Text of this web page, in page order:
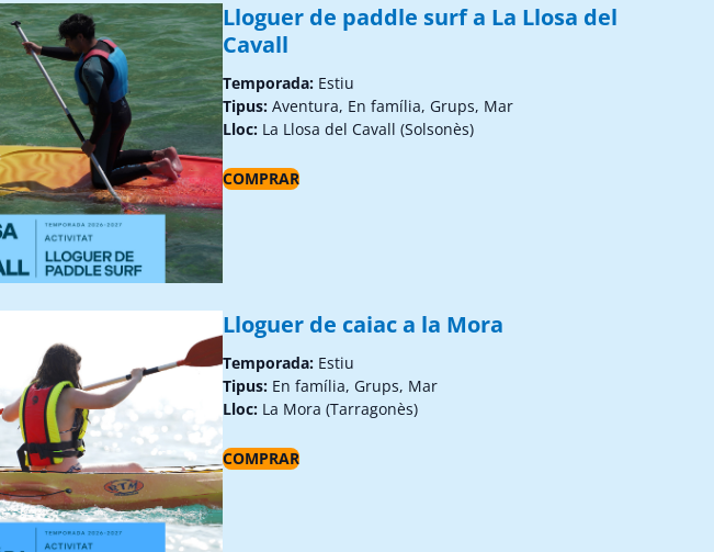
Lloguer de paddle surf a La Llosa del
Cavall
Temporada: Estiu
Tipus: Aventura, En família, Grups, Mar
Lloc: La Llosa del Cavall (Solsonès)
COMPRAR
Lloguer de caiac a la Mora
Temporada: Estiu
Tipus: En família, Grups, Mar
Lloc: La Mora (Tarragonès)
COMPRAR